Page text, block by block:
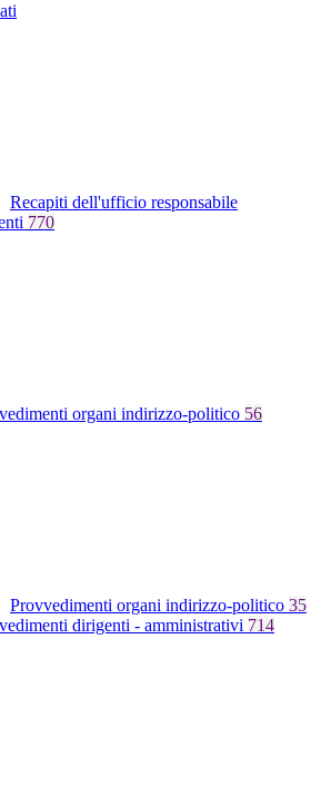
Recapiti dell'ufficio responsabile
770
organi indirizzo-politico 56
Provvedimenti organi indirizzo-politico 35
dirigenti - amministrativi 714